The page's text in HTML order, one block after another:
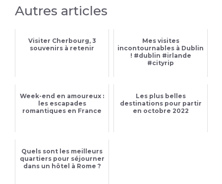
Autres articles
Visiter Cherbourg, 3
souvenirs à retenir
Mes visites
incontournables à Dublin
! #dublin #irlande
#cityrip
Week-end en amoureux :
les escapades
romantiques en France
Les plus belles
destinations pour partir
en octobre 2022
Quels sont les meilleurs
quartiers pour séjourner
dans un hôtel à Rome ?